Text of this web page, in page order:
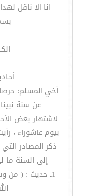
انا الا ناقل
أخي المسلم:
عن سنة
لاشتهار بعض
بيوم عاشوراء ،
ذكر المصادر
إلى السنة
1ـ حديث : ( من